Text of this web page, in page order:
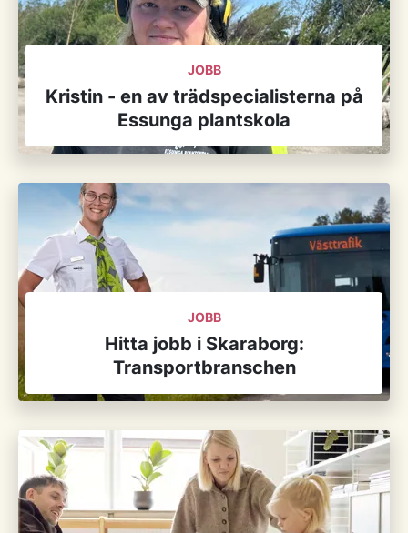
JOBB
Kristin - en av trädspecialisterna på
Essunga plantskola
JOBB
Hitta jobb i Skaraborg:
Transportbranschen